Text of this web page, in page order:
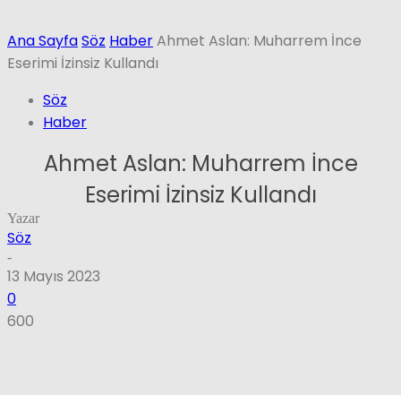
Ana SayfaSöz HaberAhmet Aslan: Muharrem İnce
Eserimi İzinsiz Kullandı
Söz
Haber
Ahmet Aslan: Muharrem İnce
Eserimi İzinsiz Kullandı
Yazar
Söz
-
13 Mayıs 2023
0
600